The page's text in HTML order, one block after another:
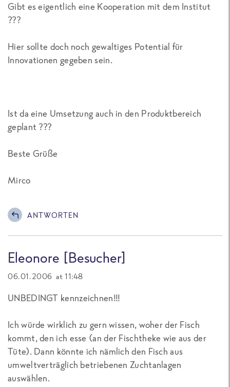
Gibt es eigentlich eine Kooperation mit dem Institut
???
Hier sollte doch noch gewaltiges Potential für
Innovationen gegeben sein.
Ist da eine Umsetzung auch in den Produktbereich
geplant ???
Beste Grüße
Mirco
ANTWORTEN
Eleonore [Besucher]
06.01.2006 at 11:48
UNBEDINGT kennzeichnen!!!
Ich würde wirklich zu gern wissen, woher der Fisch
kommt, den ich esse (an der Fischtheke wie aus der
Tüte). Dann könnte ich nämlich den Fisch aus
umweltverträglich betriebenen Zuchtanlagen
auswählen.